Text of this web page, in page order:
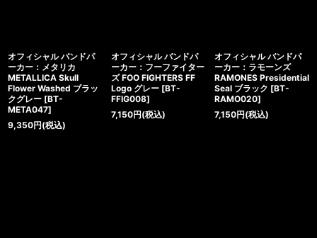
オフィシャル バンドパ
ーカー：メタリカ
METALLICA Skull
Flower Washed ブラッ
クグレー [BT-
META047]
9,350円(税込)
オフィシャル バンドパ
ーカー：フーファイター
ズ FOO FIGHTERS FF
Logo グレー [BT-
FFIG008]
7,150円(税込)
オフィシャル バンドパ
ーカー：ラモーンズ
RAMONES Presidential
Seal ブラック [BT-
RAMO020]
7,150円(税込)